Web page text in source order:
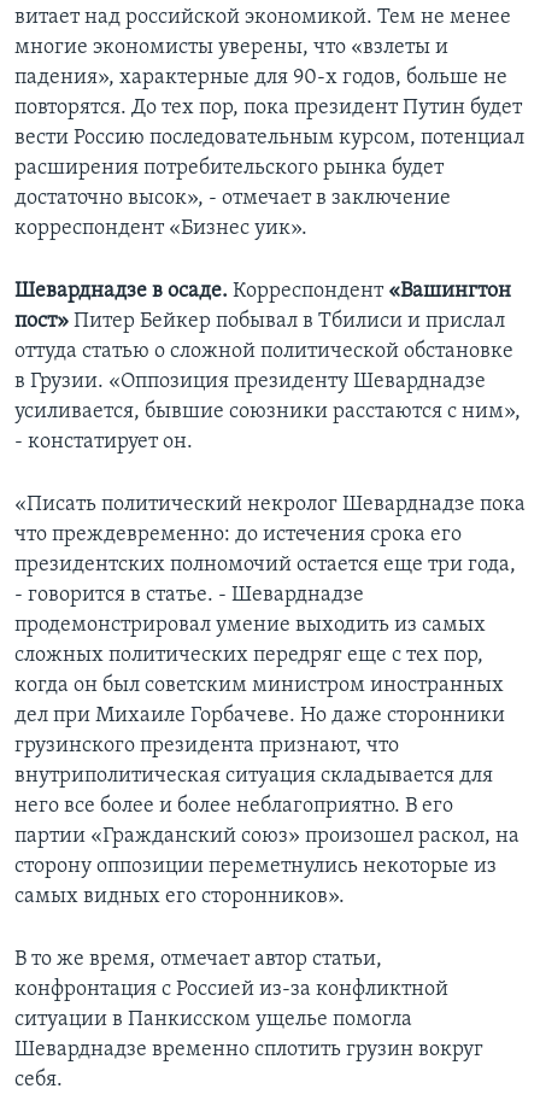
витает над российской экономикой. Тем не менее
многие экономисты уверены, что «взлеты и
падения», характерные для 90-х годов, больше не
повторятся. До тех пор, пока президент Путин будет
вести Россию последовательным курсом, потенциал
расширения потребительского рынка будет
достаточно высок», - отмечает в заключение
корреспондент «Бизнес уик».
Шеварднадзе в осаде. Корреспондент «Вашингтон
пост» Питер Бейкер побывал в Тбилиси и прислал
оттуда статью о сложной политической обстановке
в Грузии. «Оппозиция президенту Шеварднадзе
усиливается, бывшие союзники расстаются с ним»,
- констатирует он.
«Писать политический некролог Шеварднадзе пока
что преждевременно: до истечения срока его
президентских полномочий остается еще три года,
- говорится в статье. - Шеварднадзе
продемонстрировал умение выходить из самых
сложных политических передряг еще с тех пор,
когда он был советским министром иностранных
дел при Михаиле Горбачеве. Но даже сторонники
грузинского президента признают, что
внутриполитическая ситуация складывается для
него все более и более неблагоприятно. В его
партии «Гражданский союз» произошел раскол, на
сторону оппозиции переметнулись некоторые из
самых видных его сторонников».
В то же время, отмечает автор статьи,
конфронтация с Россией из-за конфликтной
ситуации в Панкисском ущелье помогла
Шеварднадзе временно сплотить грузин вокруг
себя.